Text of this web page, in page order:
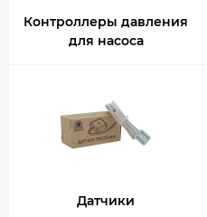
Контроллеры давления
для насоса
Датчики